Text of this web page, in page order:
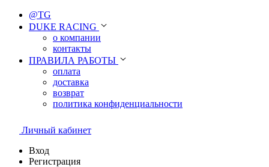
@TG
DUKE RACING
о компании
контакты
ПРАВИЛА РАБОТЫ
оплата
доставка
возврат
политика конфиденциальности
Личный кабинет
Вход
Регистрация